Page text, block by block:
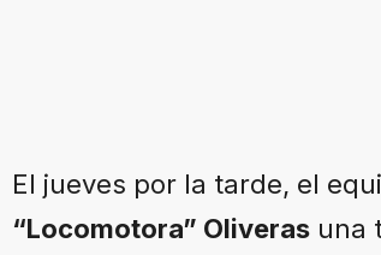
El jueves por la tarde, el
“Locomotora” Oliveras una